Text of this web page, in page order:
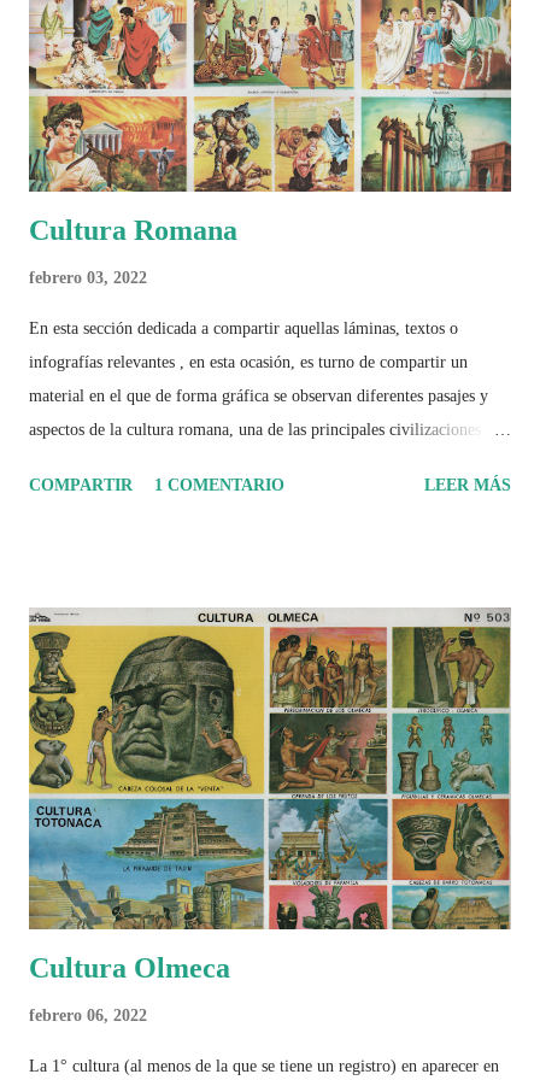
el papel del fútbol como reflejo de nuestras sociedades . Son 230
páginas de análisis, ilustraciones originales y ...
Cultura Romana
febrero 03, 2022
En esta sección dedicada a compartir aquellas láminas, textos o
infografías relevantes , en esta ocasión, es turno de compartir un
material en el que de forma gráfica se observan diferentes pasajes y
aspectos de la cultura romana, una de las principales civilizaciones que
COMPARTIR
1 COMENTARIO LEER MÁS
Cultura Olmeca
febrero 06, 2022
La 1° cultura (al menos de la que se tiene un registro) en aparecer en